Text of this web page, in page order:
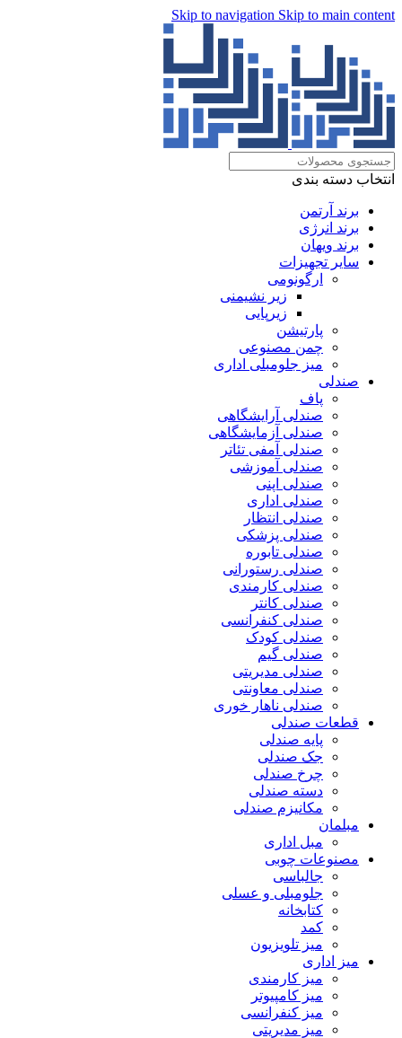
Skip to navigation Skip to main content
انتخاب دسته بندی
برند آرتمن
برند انرژی
برند ویهان
سایر تجهیزات
ارگونومی
زیر نشیمنی
زیرپایی
پارتیشن
چمن مصنوعی
میز جلومبلی اداری
صندلی
پاف
صندلی آرایشگاهی
صندلی آزمایشگاهی
صندلی آمفی تئاتر
صندلی آموزشی
صندلی اپنی
صندلی اداری
صندلی انتظار
صندلی پزشکی
صندلی تابوره
صندلی رستورانی
صندلی کارمندی
صندلی کانتر
صندلی کنفرانسی
صندلی کودک
صندلی گیم
صندلی مدیریتی
صندلی معاونتی
صندلی ناهار خوری
قطعات صندلی
پایه صندلی
جک صندلی
چرخ صندلی
دسته صندلی
مکانیزم صندلی
مبلمان
مبل اداری
مصنوعات چوبی
جالباسی
جلومبلی و عسلی
کتابخانه
کمد
میز تلویزیون
میز اداری
میز کارمندی
میز کامپیوتر
میز کنفرانسی
میز مدیریتی